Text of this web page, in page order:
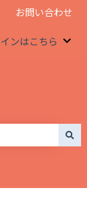
お問い合わせ
ンはこちら